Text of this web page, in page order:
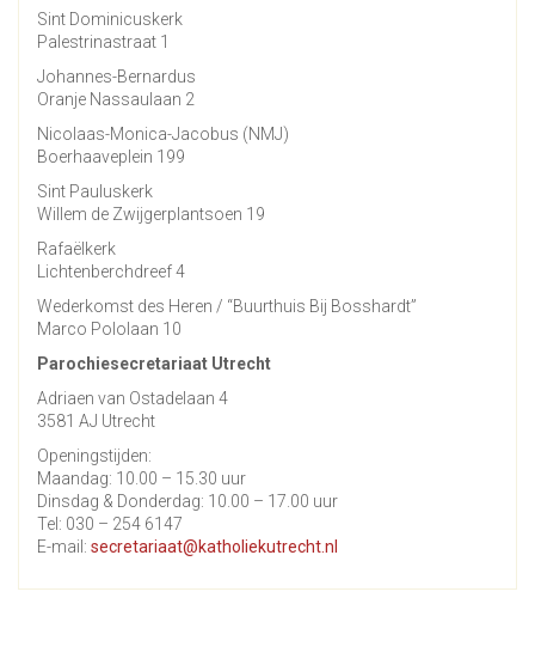
Sint Dominicuskerk
Palestrinastraat 1
Johannes-Bernardus
Oranje Nassaulaan 2
Nicolaas-Monica-Jacobus (NMJ)
Boerhaaveplein 199
Sint Pauluskerk
Willem de Zwijgerplantsoen 19
Rafaëlkerk
Lichtenberchdreef 4
Wederkomst des Heren / “Buurthuis Bij Bosshardt”
Marco Pololaan 10
Parochiesecretariaat Utrecht
Adriaen van Ostadelaan 4
3581 AJ Utrecht
Openingstijden:
Maandag: 10.00 – 15.30 uur
Dinsdag & Donderdag: 10.00 – 17.00 uur
Tel: 030 – 254 6147
E-mail: secretariaat@katholiekutrecht.nl